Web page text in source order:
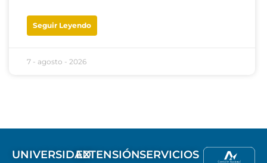
Seguir Leyendo
7 - agosto - 2026
UNIVERSIDADEXTENSIÓNSERVICIOS